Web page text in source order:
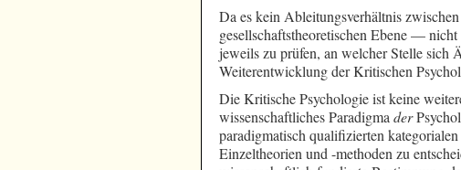
Da es kein Ableitungsverhältnis
gesellschaftstheoretischen Ebene —
jeweils zu prüfen, an welcher Stelle sich
Weiterentwicklung der Kritischen
Die Kritische Psychologie ist keine
wissenschaftliches Paradigmader
paradigmatisch qualifizierten
Einzeltheorien und -methoden zu